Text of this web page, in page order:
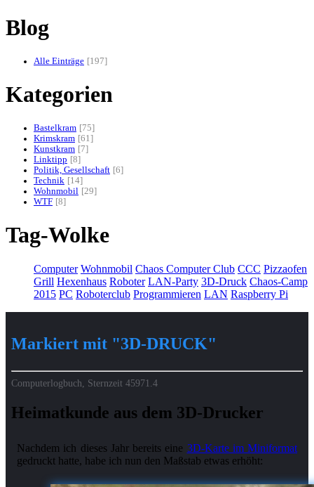
Blog
Alle Einträge 197
Kategorien
Bastelkram
75
Krimskram 61
Kunstkram
7
Linktipp
8
Politik, Gesellschaft 6
Technik
14
Wohnmobil
29
WTF 8
Tag-Wolke
Computer Wohnmobil Chaos Computer Club CCC Pizzaofen
Grill Hexenhaus Roboter LAN-Party 3D-Druck Chaos-Camp
2015 PC Roboterclub Programmieren LAN Raspberry Pi
Markiert mit "3D-DRUCK"
Computerlogbuch, Sternzeit 45971.4
Heimatkunde aus dem 3D-Drucker
Nachdem ich dieses Jahr bereits eine 3D-Karte im Miniformat